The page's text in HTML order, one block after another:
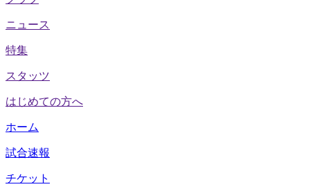
ニュース
特集
スタッツ
はじめての方へ
ホーム
試合速報
チケット